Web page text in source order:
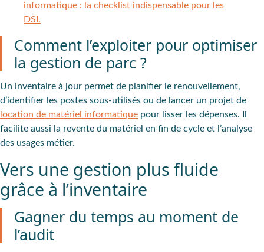
informatique : la checklist indispensable pour les
DSI.
Comment l’exploiter pour optimiser
la gestion de parc ?
Un inventaire à jour permet de planifier le renouvellement,
d’identifier les postes sous-utilisés ou de lancer un projet de
location de matériel informatique pour lisser les dépenses. Il
facilite aussi la revente du matériel en fin de cycle et l’analyse
des usages métier.
Vers une gestion plus fluide
grâce à l’inventaire
Gagner du temps au moment de
l’audit